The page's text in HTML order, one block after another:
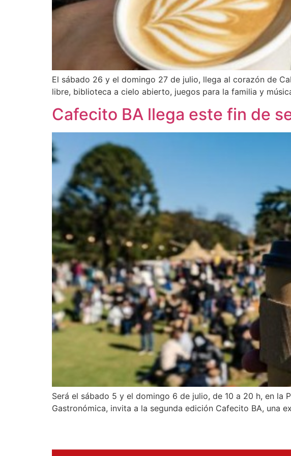
El sábado 26 y el domingo 27 de julio, llega al corazón de
libre, biblioteca a cielo abierto, juegos para la familia y
Cafecito BA llega este fin de
Será el sábado 5 y el domingo 6 de julio, de 10 a 20 h, en la
Gastronómica, invita a la segunda edición Cafecito BA, una